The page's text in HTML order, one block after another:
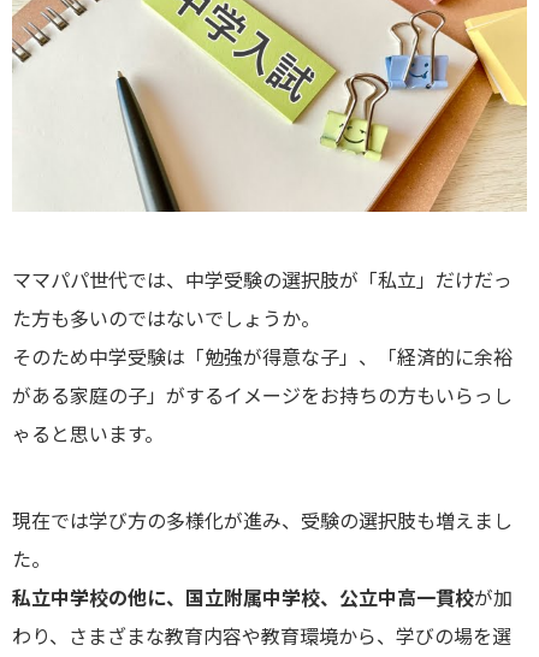
ママパパ世代では、中学受験の選択肢が「私立」だけだっ
た方も多いのではないでしょうか。
そのため中学受験は「勉強が得意な子」、「経済的に余裕
がある家庭の子」がするイメージをお持ちの方もいらっし
ゃると思います。
現在では学び方の多様化が進み、受験の選択肢も増えまし
た。
私立中学校の他に、国立附属中学校、公立中高一貫校が加
わり、さまざまな教育内容や教育環境から、学びの場を選